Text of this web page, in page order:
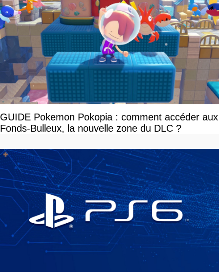
GUIDE Pokemon Pokopia : comment accéder aux
Fonds-Bulleux, la nouvelle zone du DLC ?